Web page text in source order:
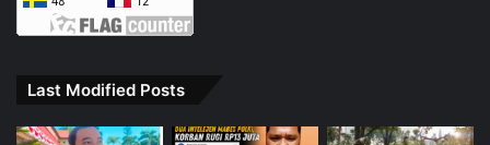
Last Modified Posts